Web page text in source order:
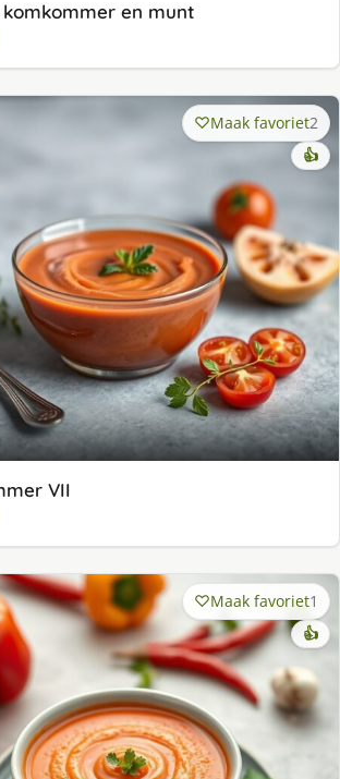
en munt
Maak favoriet2
👍
VII
Maak favoriet1
👍